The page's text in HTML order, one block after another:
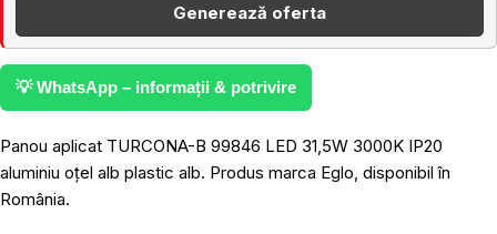
Generează oferta
💡 WhatsApp – informații & potrivire
Panou aplicat TURCONA-B 99846 LED 31,5W 3000K IP20
aluminiu oțel alb plastic alb. Produs marca Eglo, disponibil în
România.